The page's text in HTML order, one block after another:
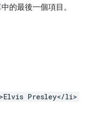
的最後一個項目。
Presley</li>